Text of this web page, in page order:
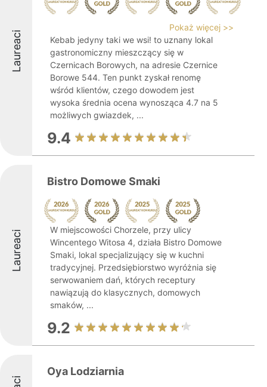
Laureaci
Pokaż więcej >>
Kebab jedyny taki we wsi! to uznany lokal
gastronomiczny mieszczący się w
Czernicach Borowych, na adresie Czernice
Borowe 544. Ten punkt zyskał renomę
wśród klientów, czego dowodem jest
wysoka średnia ocena wynosząca 4.7 na 5
możliwych gwiazdek, ...
9.4
Laureaci
Bistro Domowe Smaki
W miejscowości Chorzele, przy ulicy
Wincentego Witosa 4, działa Bistro Domowe
Smaki, lokal specjalizujący się w kuchni
tradycyjnej. Przedsiębiorstwo wyróżnia się
serwowaniem dań, których receptury
nawiązują do klasycznych, domowych
smaków, ...
9.2
Oya Lodziarnia